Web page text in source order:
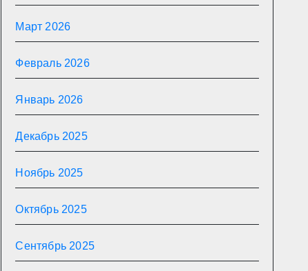
Март 2026
Февраль 2026
Январь 2026
Декабрь 2025
Ноябрь 2025
Октябрь 2025
Сентябрь 2025